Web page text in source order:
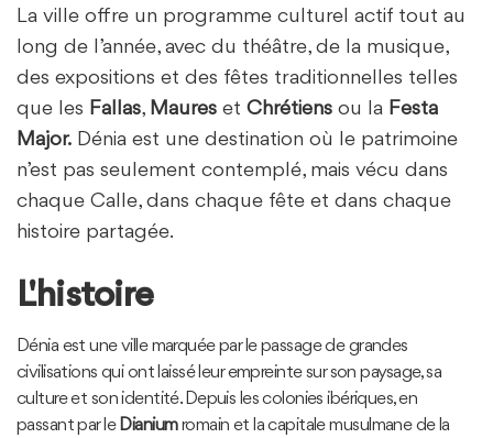
La ville offre un programme culturel actif tout au
long de l’année, avec du théâtre, de la musique,
des expositions et des fêtes traditionnelles telles
que les Fallas, Maures et Chrétiens ou la Festa
Major. Dénia est une destination où le patrimoine
n’est pas seulement contemplé, mais vécu dans
chaque Calle, dans chaque fête et dans chaque
histoire partagée.
L'histoire
Dénia est une ville marquée par le passage de grandes
civilisations qui ont laissé leur empreinte sur son paysage, sa
culture et son identité. Depuis les colonies ibériques, en
passant par le Dianiumromain et la capitale musulmane de la